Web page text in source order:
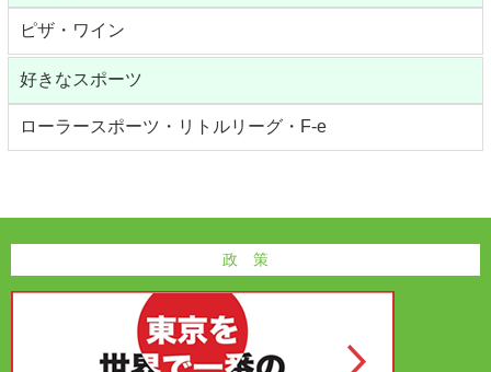
ピザ・ワイン
好きなスポーツ
ローラースポーツ・リトルリーグ・F-e
政 策